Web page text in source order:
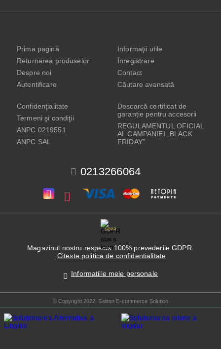
0213266064
Prima pagină
Returnarea produselor
Despre noi
Autentificare
Informaţii utile
Înregistrare
Contact
Căutare avansată
Confidenţialitate
Termeni şi condiţii
ANPC 0219551
ANPC SAL
Descarcă certificat de
garanție pentru accesorii
REGULAMENTUL OFICIAL
AL CAMPANIEI „BLACK
FRIDAY”
GDPR
Magazinul nostru respecta 100% prevederile GDPR.
Citeste politica de confidentialitate
Informatiile mele personale
© Copyright 2022. Seliton E-commerce Solution